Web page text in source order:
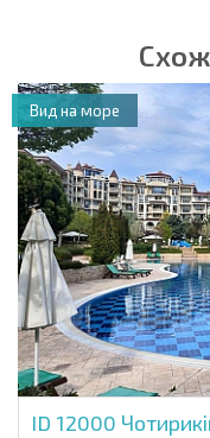
ID 12000
Вид на море